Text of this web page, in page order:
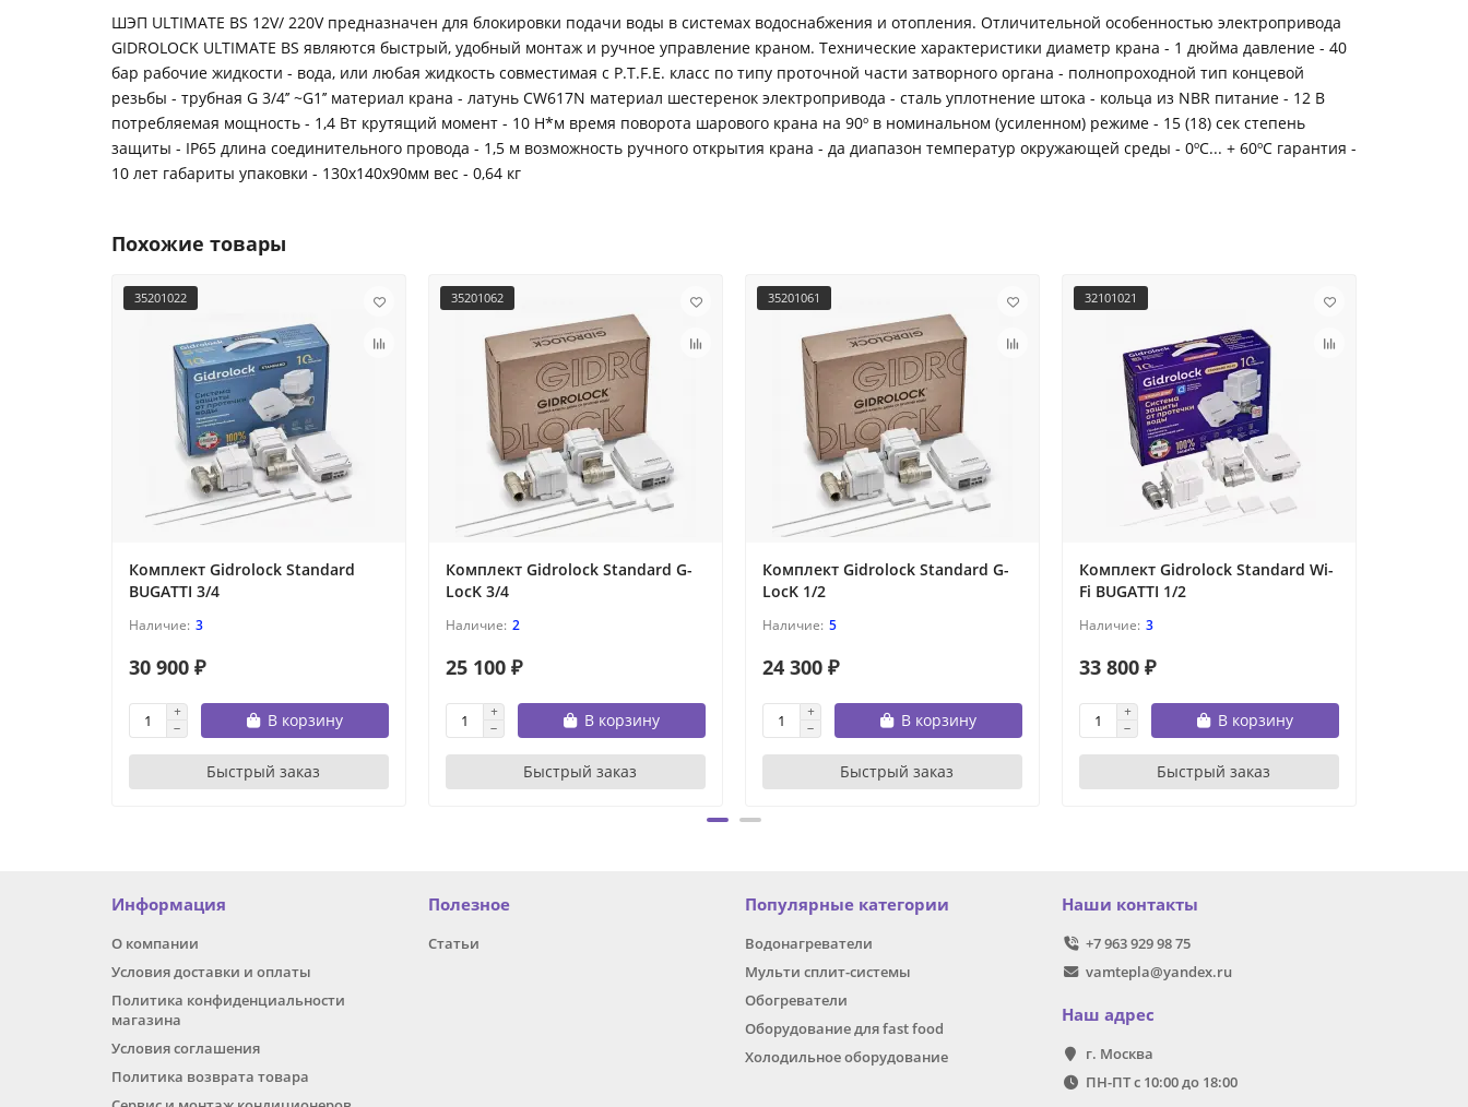
ШЭП ULTIMATE BS 12V/ 220V предназначен для блокировки подачи воды в системах водоснабжения и отопления. Отличительной особенностью электропривода
GIDROLOCK ULTIMATE BS являются быстрый, удобный монтаж и ручное управление краном. Технические характеристики диаметр крана - 1 дюйма давление - 40
бар рабочие жидкости - вода, или любая жидкость совместимая с P.T.F.E. класс по типу проточной части затворного органа - полнопроходной тип концевой
резьбы - трубная G 3/4’’ ~G1’’ материал крана - латунь CW617N материал шестеренок электропривода - сталь уплотнение штока - кольца из NBR питание - 12 В
потребляемая мощность - 1,4 Вт крутящий момент - 10 Н*м время поворота шарового крана на 90º в номинальном (усиленном) режиме - 15 (18) сек степень
защиты - IP65 длина соединительного провода - 1,5 м возможность ручного открытия крана - да диапазон температур окружающей среды - 0ºС... + 60ºС гарантия -
10 лет габариты упаковки - 130x140x90мм вес - 0,64 кг
Похожие товары
35201022
Комплект Gidrоlock Standard
BUGATTI 3/4
3
30 900 ₽
В корзину
Быстрый заказ
35201062
Комплект Gidrоlock Standard G-
LocK 3/4
2
25 100 ₽
В корзину
Быстрый заказ
35201061
Комплект Gidrоlock Standard G-
LocK 1/2
5
24 300 ₽
В корзину
Быстрый заказ
32101021
Комплект Gidrolock Standard Wi-
Fi BUGATTI 1/2
3
33 800 ₽
В корзину
Быстрый заказ
Информация
О компании
Условия доставки и оплаты
Политика конфиденциальности
магазина
Условия соглашения
Политика возврата товара
Полезное
Статьи
Популярные категории
Водонагреватели
Мульти сплит-системы
Обогреватели
Оборудование для fast food
Холодильное оборудование
Наши контакты
+7 963 929 98 75
vamtepla@yandex.ru
Наш адрес
г. Москва
ПН-ПТ с 10:00 до 18:00